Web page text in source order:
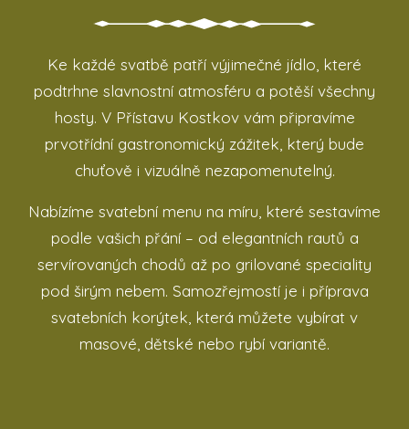
Ke každé svatbě patří výjimečné jídlo, které
podtrhne slavnostní atmosféru a potěší všechny
hosty. V Přístavu Kostkov vám připravíme
prvotřídní gastronomický zážitek, který bude
chuťově i vizuálně nezapomenutelný.
Nabízíme svatební menu na míru, které sestavíme
podle vašich přání – od elegantních rautů a
servírovaných chodů až po grilované speciality
pod širým nebem. Samozřejmostí je i příprava
svatebních korýtek, která můžete vybírat v
masové, dětské nebo rybí variantě.